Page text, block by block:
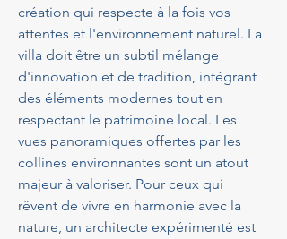
création qui respecte à la fois vos
attentes et l'environnement naturel. La
villa doit être un subtil mélange
d'innovation et de tradition, intégrant
des éléments modernes tout en
respectant le patrimoine local. Les
vues panoramiques offertes par les
collines environnantes sont un atout
majeur à valoriser. Pour ceux qui
rêvent de vivre en harmonie avec la
nature, un architecte expérimenté est